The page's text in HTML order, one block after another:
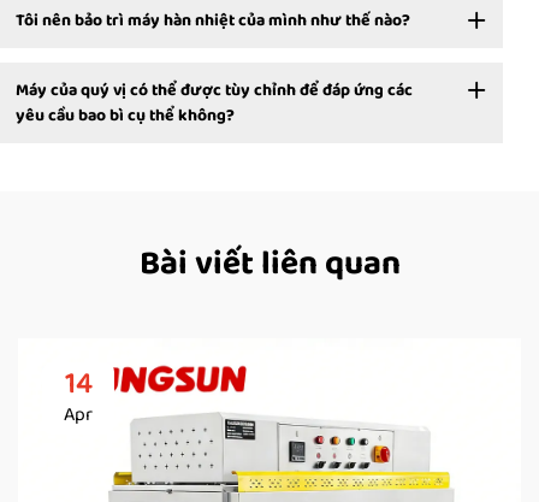
Tôi nên bảo trì máy hàn nhiệt của mình như thế nào?
Máy của quý vị có thể được tùy chỉnh để đáp ứng các
yêu cầu bao bì cụ thể không?
Bài viết liên quan
14
Apr